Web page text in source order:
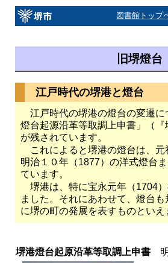
図書館トップ
旧堺燈
江戸時代の堺港と燈台
江戸時代の堺港の燈台の変遷
燈台起源沿革等取調上申書」（
が残されています。
これによると堺港の燈台は、
明治１０年（1877）の洋式燈台
ています。
堺港は、特に宝永元年（1704
ました。それにあわせて、燈台
に堺の町の発展を表すものといえ
堺港燈台起原沿革等取調上申書